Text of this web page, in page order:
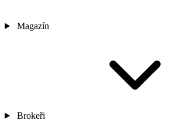
Magazín
Brokeři